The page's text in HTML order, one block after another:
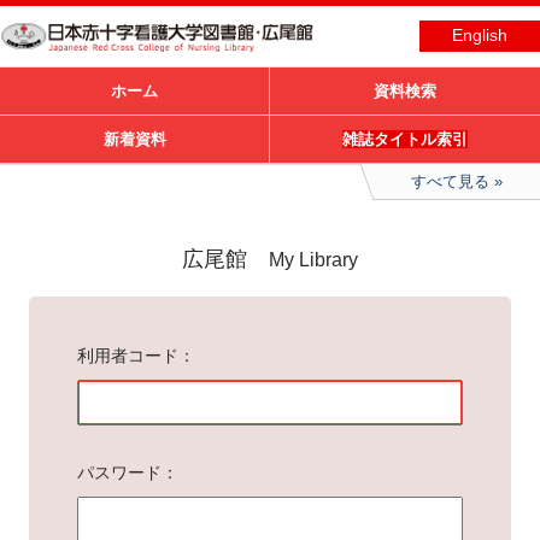
English
ホーム 資料検索
新着資料 雑誌タイトル索引
すべて見る
広尾館 My Library
利用者コード
パスワード